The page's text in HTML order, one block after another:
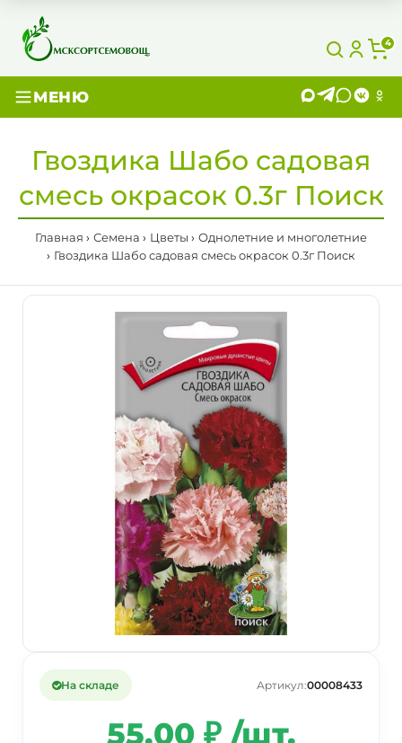
4
МЕНЮ
Гвоздика Шабо садовая
смесь окрасок 0.3г Поиск
Главная Семена Цветы
Однолетние и многолетние
Гвоздика Шабо садовая смесь окрасок 0.3г Поиск
На складе Артикул:00008433
55.00 ₽ /шт.